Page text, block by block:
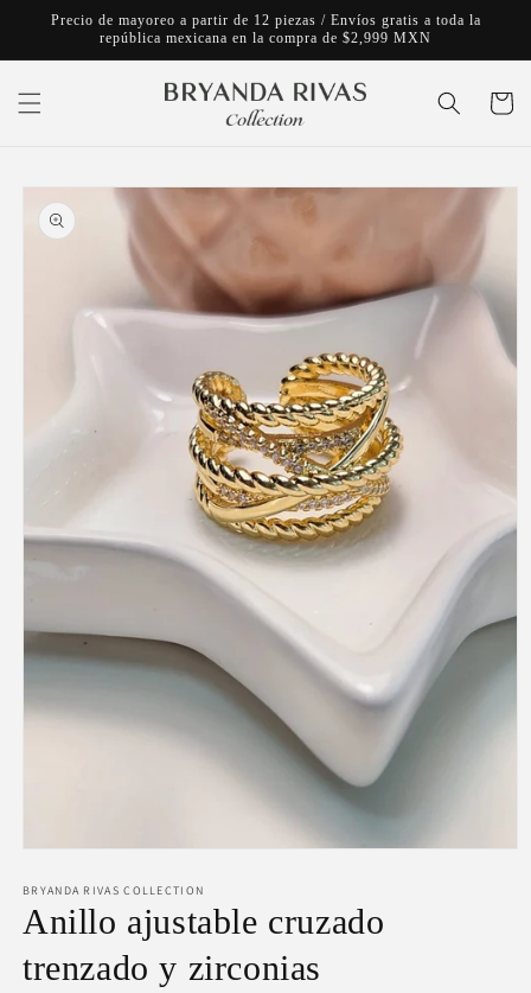
directamente
al contenido
Precio de mayoreo a partir de 12 piezas / Envíos gratis a toda la
república mexicana en la compra de $2,999 MXN
Carrito
directamente
a la
información
multimedia
en
ventana
modal
BRYANDA RIVAS COLLECTION
Anillo ajustable cruzado
trenzado y zirconias